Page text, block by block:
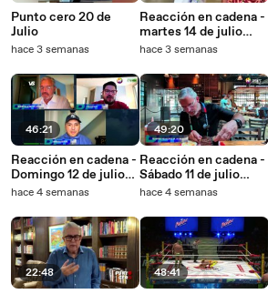
Punto cero 20 de
Julio
hace 3 semanas
46:21
Reacción en cadena -
Domingo 12 de julio
2026
hace 4 semanas
22:48
Reacción en cadena -
martes 14 de julio
2026
hace 3 semanas
49:20
Reacción en cadena -
Sábado 11 de julio
2026
hace 4 semanas
48:41